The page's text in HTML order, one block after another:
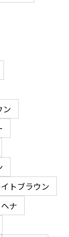
ン
トブラウン
ナ